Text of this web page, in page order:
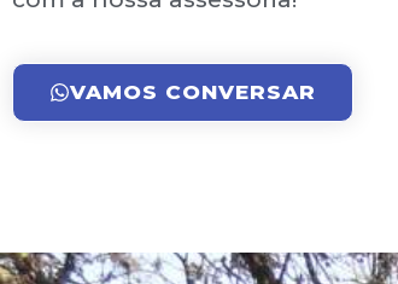
VAMOS CONVERSAR